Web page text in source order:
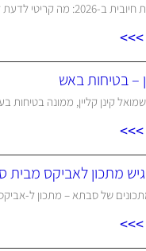
לדעת לפני שמתחילים
– בטיחות באש
קינן קליין, ממונה בטיחות
מתכון לאביקס מבית
של סבתא – מתכון ל-